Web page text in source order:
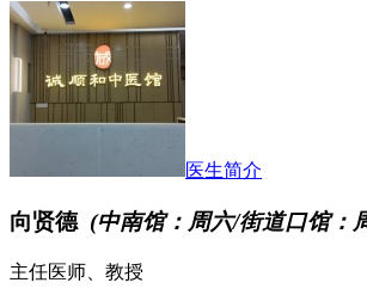
医生简介
向贤德(中南馆：周六/街道口馆：
主任医师、教授